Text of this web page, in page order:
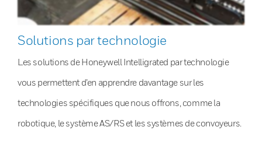
Solutions par technologie
Les solutions de Honeywell Intelligrated par technologie
vous permettent d’en apprendre davantage sur les
technologies spécifiques que nous offrons, comme la
robotique, le système AS/RS et les systèmes de convoyeurs.